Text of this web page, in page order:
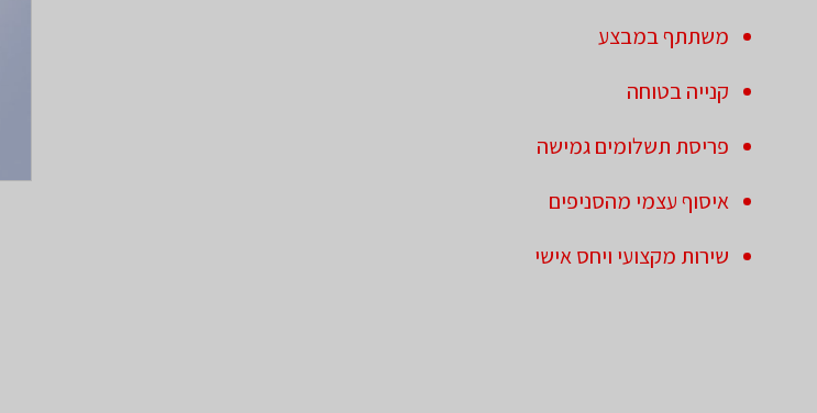
משתתף במבצע
קנייה בטוחה
פריסת תשלומים גמישה
איסוף עצמי מהסניפים
שירות מקצועי ויחס אישי